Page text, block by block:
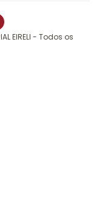
EIRELI - Todos os